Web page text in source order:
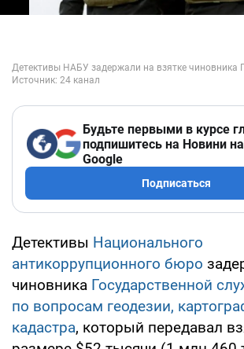
Будьте первыми в курсе
подпишитесь на Новини
Google
Подписаться
Детективы Национального
антикоррупционного бюро
чиновника Государственной
по вопросам геодезии,
кадастра, который передавал